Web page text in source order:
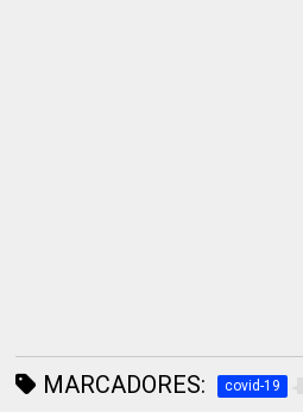
MARCADORES: covid-19